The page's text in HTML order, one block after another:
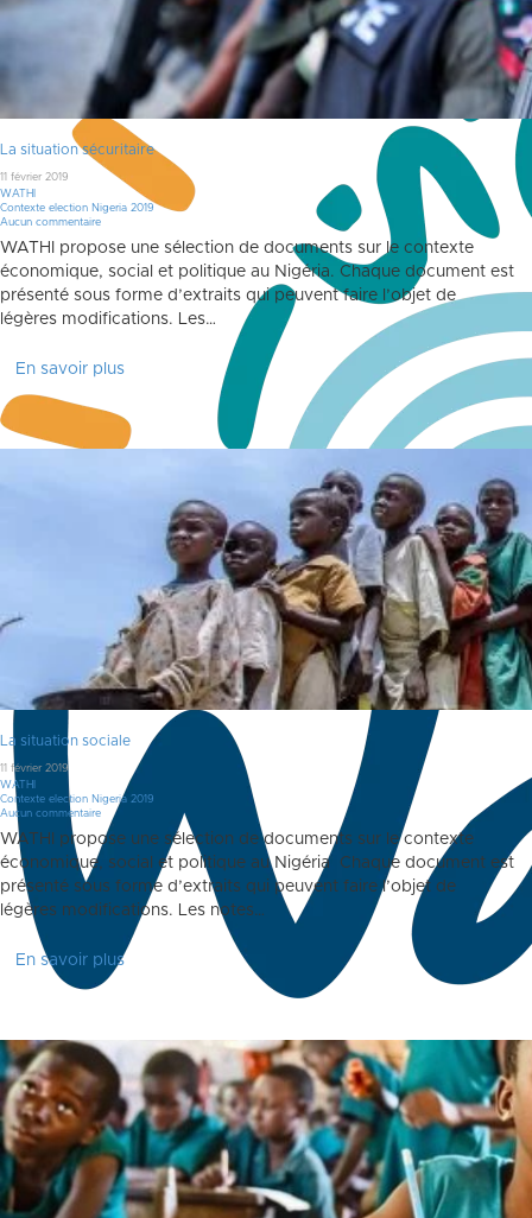
La situation sécuritaire
11 février 2019
WATHI
Contexte election Nigeria 2019
Aucun commentaire
WATHI propose une sélection de documents sur le contexte
économique, social et politique au Nigéria. Chaque document est
présenté sous forme d’extraits qui peuvent faire l’objet de
légères modifications. Les…
En savoir plus
La situation sociale
11 février 2019
WATHI
Contexte election Nigeria 2019
Aucun commentaire
WATHI propose une sélection de documents sur le contexte
économique, social et politique au Nigéria Chaque document est
présenté sous forme d’extraits qui peuvent faire l’objet de
légères modifications. Les notes…
En savoir plus